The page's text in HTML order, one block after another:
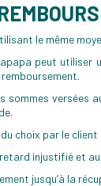
le même
peut utiliser
remboursement.
versées
choix par le
injustifié et
jusqu’à la